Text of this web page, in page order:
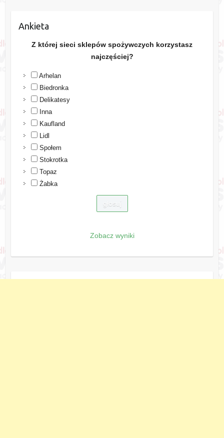
Ankieta
Z której sieci sklepów spożywczych korzystasz
najczęściej?
Arhelan
Biedronka
Delikatesy
Inna
Kaufland
Lidl
Społem
Stokrotka
Topaz
Żabka
Zobacz wyniki